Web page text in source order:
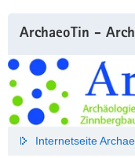
ArchaeoTin -
Internetseite